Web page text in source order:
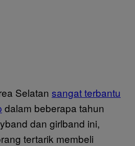
Selatan sangat terbantu
dalam beberapa tahun
dan girlband ini,
tertarik membeli